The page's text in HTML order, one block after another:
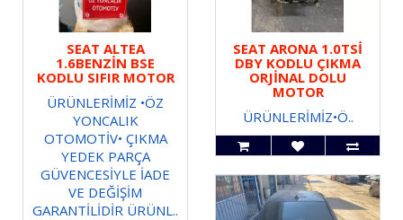
SEAT ALTEA
1.6BENZİN BSE
KODLU SIFIR MOTOR
ÜRÜNLERİMİZ •ÖZ
YONCALIK
OTOMOTİV• ÇIKMA
YEDEK PARÇA
GÜVENCESİYLE İADE
VE DEĞİŞİM
GARANTİLİDİR ÜRÜNL..
SEAT ARONA 1.0TSİ
DBY KODLU ÇIKMA
ORJİNAL DOLU
MOTOR
ÜRÜNLERİMİZ•Ö..